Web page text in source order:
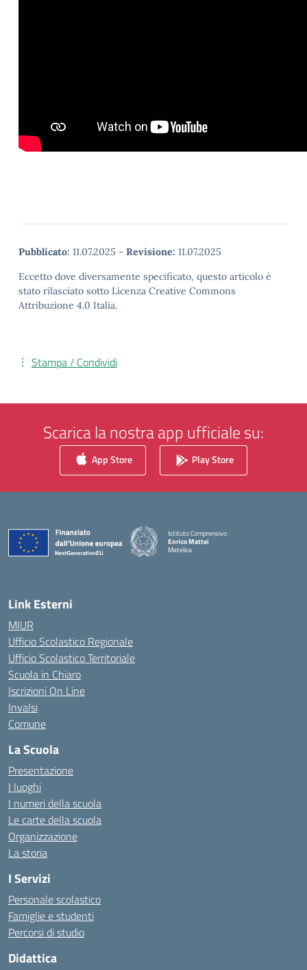
Pubblicato: 11.07.2025 - Revisione: 11.07.2025
Eccetto dove diversamente specificato, questo articolo è
stato rilasciato sotto Licenza Creative Commons
Attribuzione 4.0 Italia.
Stampa / Condividi
Scarica la nostra app ufficiale su:
App Store Play Store
Istituto Comprensivo
Enrico Mattei
Matelica
Link Esterni
MIUR
Ufficio Scolastico Regionale
Ufficio Scolastico Territoriale
Scuola in Chiaro
Iscrizioni On Line
Invalsi
Comune
La Scuola
Presentazione
I luoghi
I numeri della scuola
Le carte della scuola
Organizzazione
La storia
I Servizi
Personale scolastico
Famiglie e studenti
Percorsi di studio
Didattica